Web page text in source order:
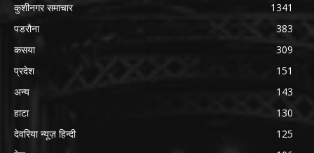
कुशीनगर समाचार
1341
पडरौना
383
कसया
309
प्रदेश
151
अन्य
143
हाटा
130
देवरिया न्यूज़ हिन्दी
125